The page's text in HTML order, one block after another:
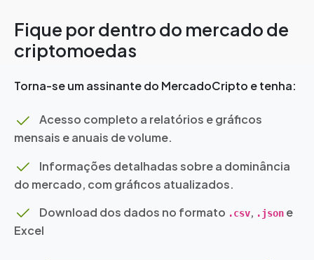
Fique por dentro do mercado de
criptomoedas
Torna-se um assinante do MercadoCripto e tenha:
Acesso completo a relatórios e gráficos
mensais e anuais de volume.
Informações detalhadas sobre a dominância
do mercado, com gráficos atualizados.
Download dos dados no formato .csv, .json e
Excel